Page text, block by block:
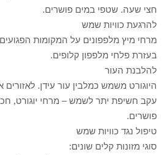
חצי שעה. שטפי במים פושרים.
להרגעת כוויות שמש
מרחי מיץ מלפפונים על המקומות
בעזרת פלחי מלפפון קלופים.
להלבנת העור
היוגורט משמש כמלבין עור עידן.
עקב חשיפת יתר לשמש – מרחי יוגורט,
פושרים.
טיפול נגד כוויות שמש
סוגי מזונות קלים שונים: